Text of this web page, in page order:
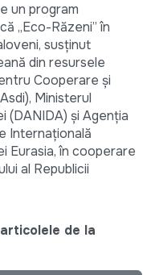
un program
„Eco-Răzeni” în
susţinut
din resursele
Cooperare şi
Ministerul
(DANIDA) şi Agenţia
Internaţională
Eurasia, în cooperare
al Republicii
de la